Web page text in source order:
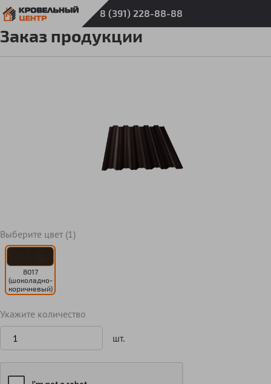
8 (391) 228-88-88
Заказ продукции
Выберите цвет (1)
8017
(шоколадно-
коричневый)
Укажите количество
шт.